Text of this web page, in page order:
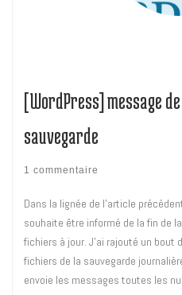
[WordPress] message
sauvegarde
1 commentaire
Dans la lignée de l’article
souhaite être informé de la fin de
fichiers à jour. J’ai rajouté un
fichiers de la sauvegarde
envoie les messages toutes les